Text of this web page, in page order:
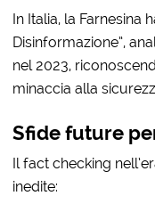
In Italia, la Farnesina
Disinformazione”,
nel 2023,
minaccia alla
Sfide future
Il fact checking
inedite: